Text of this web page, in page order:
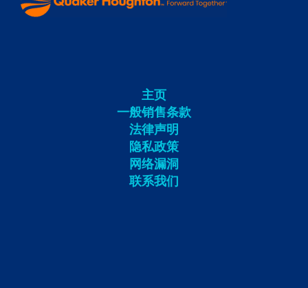
主页
一般销售条款
法律声明
隐私政策
网络漏洞
联系我们